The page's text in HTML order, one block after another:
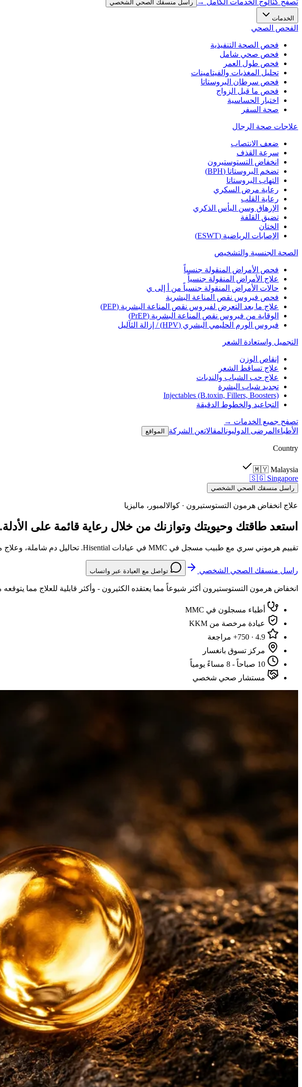
تصفح كتالوج الخدمات الكامل → راسل منسقك الصحي الشخصي
الخدمات
الفحص الصحي
فحص الصحة التنفيذية
فحص صحي شامل
فحص طول العمر
تحليل المغذيات والفيتامينات
فحص سرطان البروستاتا
فحص ما قبل الزواج
اختبار الحساسية
صحة السفر
علاجات صحة الرجال
ضعف الانتصاب
سرعة القذف
انخفاض التستوستيرون
تضخم البروستاتا (BPH)
التهاب البروستاتا
رعاية مرض السكري
رعاية القلب
الإرهاق وسن اليأس الذكري
تضيق القلفة
الختان
الإصابات الرياضية (ESWT)
الصحة الجنسية والتشخيص
فحص الأمراض المنقولة جنسياً
علاج الأمراض المنقولة جنسياً
حالات الأمراض المنقولة جنسياً من أ إلى ي
فحص فيروس نقص المناعة البشرية
علاج ما بعد التعرض لفيروس نقص المناعة البشرية (PEP)
الوقاية من فيروس نقص المناعة البشرية (PrEP)
فيروس الورم الحليمي البشري (HPV) / إزالة الثآليل
التجميل واستعادة الشعر
إنقاص الوزن
علاج تساقط الشعر
علاج حب الشباب والندبات
تجديد شباب البشرة
Injectables (B.toxin, Fillers, Boosters)
التجاعيد والخطوط الدقيقة
تصفح جميع الخدمات →
الأطباء المرضى الدوليونالمقالاتعن الشركة المواقع
Country
🇲🇾 Malaysia
🇸🇬 Singapore
راسل منسقك الصحي الشخصي
علاج انخفاض هرمون التستوستيرون · كوالالمبور، ماليزيا
استعد طاقتك وحيويتك وتوازنك من خلال رعاية قائمة على الأدلة.
تقييم هرموني سري مع طبيب مسجل في MMC في عيادات Hisential. تحاليل دم شاملة، وعلاج منظم، ومتابعة مستمرة - منسقة بالكامل. مواعيد في نفس اليوم.
راسل منسقك الصحي الشخصي تواصل مع العيادة عبر واتساب
انخفاض هرمون التستوستيرون أكثر شيوعاً مما يعتقده الكثيرون - وأكثر قابلية للعلاج مما
أطباء مسجلون في MMC
عيادة مرخصة من KKM
مركز تسوق بانغسار
مستشار صحي شخصي